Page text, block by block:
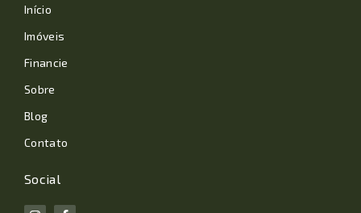
Início
Imóveis
Financie
Sobre
Blog
Contato
Social